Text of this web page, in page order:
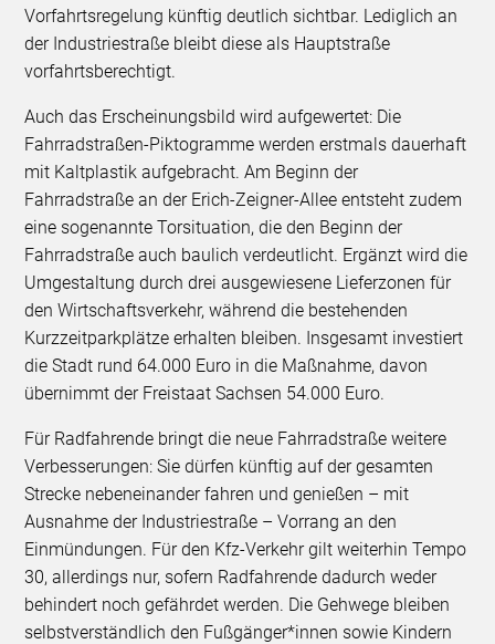
Vorfahrtsregelung künftig deutlich sichtbar. Lediglich an
der Industriestraße bleibt diese als Hauptstraße
vorfahrtsberechtigt.
Auch das Erscheinungsbild wird aufgewertet: Die
Fahrradstraßen-Piktogramme werden erstmals dauerhaft
mit Kaltplastik aufgebracht. Am Beginn der
Fahrradstraße an der Erich-Zeigner-Allee entsteht zudem
eine sogenannte Torsituation, die den Beginn der
Fahrradstraße auch baulich verdeutlicht. Ergänzt wird die
Umgestaltung durch drei ausgewiesene Lieferzonen für
den Wirtschaftsverkehr, während die bestehenden
Kurzzeitparkplätze erhalten bleiben. Insgesamt investiert
die Stadt rund 64.000 Euro in die Maßnahme, davon
übernimmt der Freistaat Sachsen 54.000 Euro.
Für Radfahrende bringt die neue Fahrradstraße weitere
Verbesserungen: Sie dürfen künftig auf der gesamten
Strecke nebeneinander fahren und genießen – mit
Ausnahme der Industriestraße – Vorrang an den
Einmündungen. Für den Kfz-Verkehr gilt weiterhin Tempo
30, allerdings nur, sofern Radfahrende dadurch weder
behindert noch gefährdet werden. Die Gehwege bleiben
selbstverständlich den Fußgänger*innen sowie Kindern